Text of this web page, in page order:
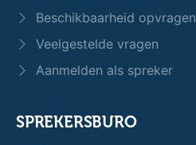
Beschikbaarheid opvragen
Veelgestelde vragen
Aanmelden als spreker
SPREKERSBURO